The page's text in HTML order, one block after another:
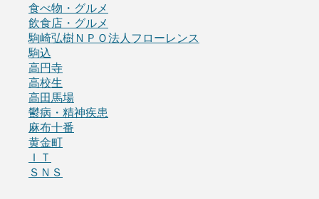
食べ物・グルメ
飲食店・グルメ
駒崎弘樹ＮＰＯ法人フローレンス
駒込
高円寺
高校生
高田馬場
鬱病・精神疾患
麻布十番
黄金町
ＩＴ
ＳＮＳ